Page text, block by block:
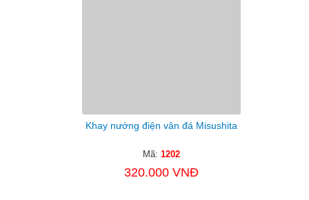
Khay nướng điện vân đá Misushita
Mã: 1202
320.000 VNĐ